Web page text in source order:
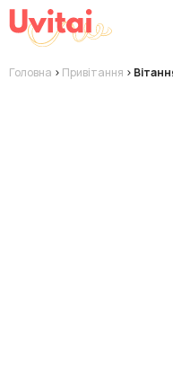
Головна > Привітання >